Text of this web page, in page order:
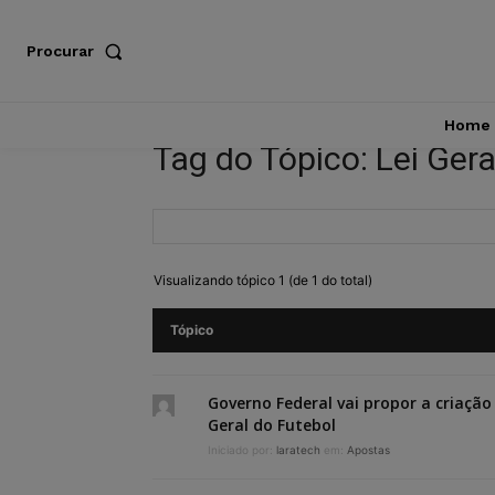
Procurar
Home
Tag do Tópico: Lei
Visualizando tópico 1 (de 1 do total)
Tópico
Governo Federal vai propor a criação
Geral do Futebol
Iniciado por: laratech em: Apostas